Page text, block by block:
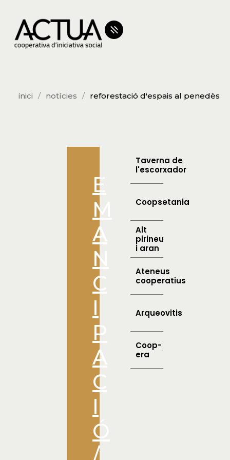
inici notícies reforestació d'espais al penedès
E
M
A
N
C
I
P
A
C
I
Ó
Taverna de
l'escorxador
Coopsetania
Alt
pirineu
i aran
Ateneus
cooperatius
Arqueovitis
Coop-
era